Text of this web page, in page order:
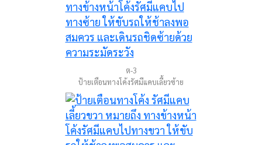
ต-3
ป้ายเตือนทางโค้งรัศมีแคบเลี้ยวซ้าย